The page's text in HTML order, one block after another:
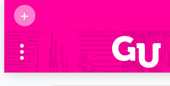
+
Supermamás
2025
Marcas de
confianza